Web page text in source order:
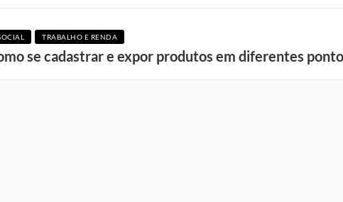
TRABALHO E RENDA
se cadastrar e expor produtos em diferentes
o
t